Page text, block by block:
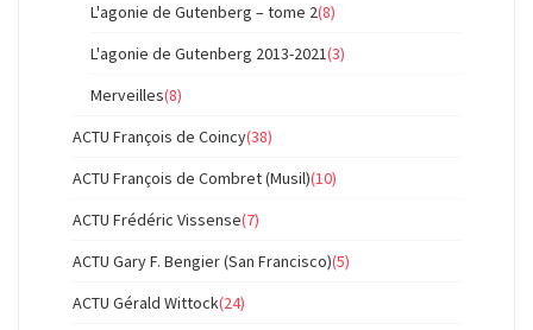
L'agonie de Gutenberg – tome 2(8)
L'agonie de Gutenberg 2013-2021(3)
Merveilles(8)
ACTU François de Coincy(38)
ACTU François de Combret (Musil)(10)
ACTU Frédéric Vissense(7)
ACTU Gary F. Bengier (San Francisco)(5)
ACTU Gérald Wittock(24)